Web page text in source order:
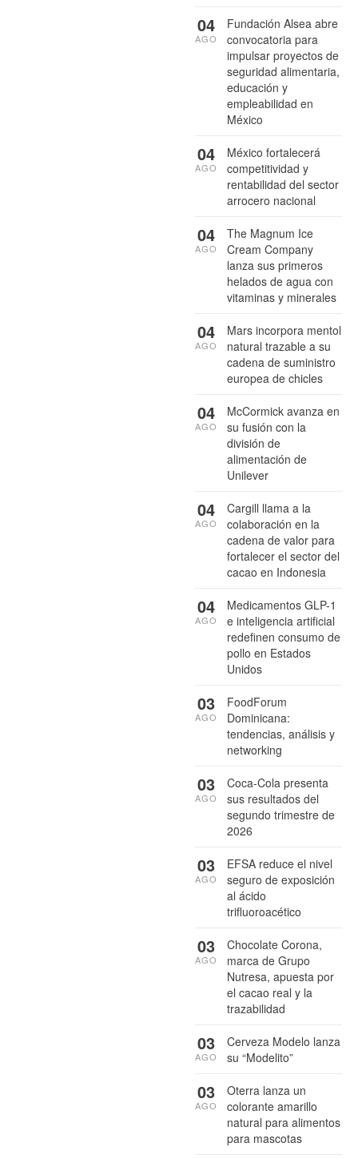
Fundación Alsea abre
convocatoria para
impulsar proyectos de
seguridad alimentaria,
educación y
empleabilidad en
México
04
AGO
México fortalecerá
competitividad y
rentabilidad del sector
arrocero nacional
04
AGO
The Magnum Ice
Cream Company
lanza sus primeros
helados de agua con
vitaminas y minerales
04
AGO
Mars incorpora mentol
natural trazable a su
cadena de suministro
europea de chicles
04
AGO
McCormick avanza en
su fusión con la
división de
alimentación de
Unilever
04
AGO
Cargill llama a la
colaboración en la
cadena de valor para
fortalecer el sector del
cacao en Indonesia
04
AGO
Medicamentos GLP-1
e inteligencia artificial
redefinen consumo de
pollo en Estados
Unidos
04
AGO
FoodForum
Dominicana:
tendencias, análisis y
networking
03
AGO
Coca-Cola presenta
sus resultados del
segundo trimestre de
2026
03
AGO
EFSA reduce el nivel
seguro de exposición
al ácido
trifluoroacético
03
AGO
Chocolate Corona,
marca de Grupo
Nutresa, apuesta por
el cacao real y la
trazabilidad
03
AGO
Cerveza Modelo lanza
su “Modelito”
03
AGO
Oterra lanza un
colorante amarillo
natural para alimentos
para mascotas
03
AGO